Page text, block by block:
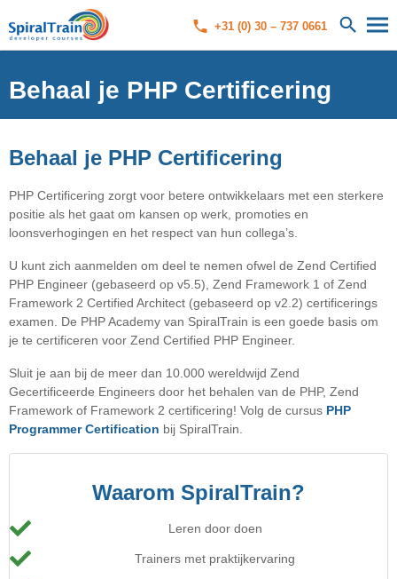
+31 (0) 30 – 737 0661
Behaal je PHP Certificering
Waarom SpiralTrain?
Leren door doen
Trainers met praktijkervaring
Behaal je PHP Certificering
PHP Certificering zorgt voor betere ontwikkelaars met een sterkere
positie als het gaat om kansen op werk, promoties en
loonsverhogingen en het respect van hun collega’s.
U kunt zich aanmelden om deel te nemen ofwel de Zend Certified
PHP Engineer (gebaseerd op v5.5), Zend Framework 1 of Zend
Framework 2 Certified Architect (gebaseerd op v2.2) certificerings
examen. De PHP Academy van SpiralTrain is een goede basis om
je te certificeren voor Zend Certified PHP Engineer.
Sluit je aan bij de meer dan 10.000 wereldwijd Zend
Gecertificeerde Engineers door het behalen van de PHP, Zend
Framework of Framework 2 certificering! Volg de cursus PHP
Programmer Certification bij SpiralTrain.